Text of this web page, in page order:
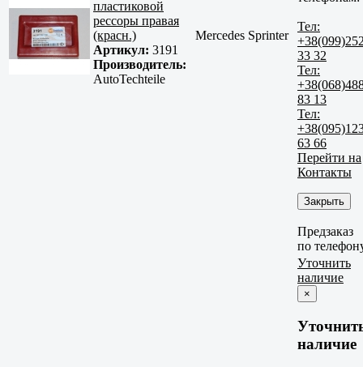
пластиковой
рессоры правая
(красн.)
Артикул: 3191
Производитель:
AutoTechteile
Mercedes Sprinter
Тел:
33 32
Тел:
83 13
Тел:
63 66
Перейти на
Контакты
Закрыть
Предзаказ
по
Уточнить
наличие
×
наличие